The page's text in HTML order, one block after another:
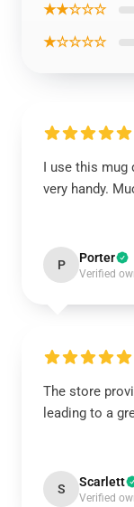
★★☆☆☆
★☆☆☆☆
I use this mug
very handy.
P Porter
Verified
The store
leading to a
S Scarlett
Verified